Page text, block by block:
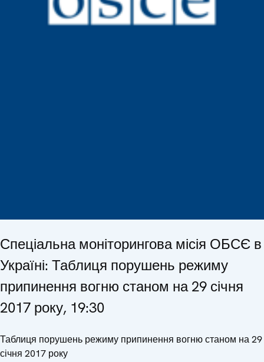
Спеціальна моніторингова місія ОБСЄ в
Україні: Таблиця порушень режиму
припинення вогню станом на 29 січня
2017 року, 19:30
Таблиця порушень режиму припинення вогню станом на 29
січня 2017 року